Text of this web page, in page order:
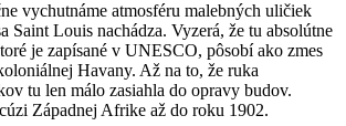
vychutnáme atmosféru malebných uličiek
Saint Louis nachádza. Vyzerá, že tu absolútne
je zapísané v UNESCO, pôsobí ako zmes
Havany. Až na to, že ruka
tu len málo zasiahla do opravy budov.
Západnej Afrike až do roku 1902.